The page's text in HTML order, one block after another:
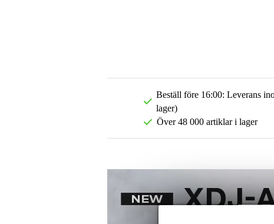
Beställ före 16:00: Leverans
lager)
Över 48 000 artiklar i lager